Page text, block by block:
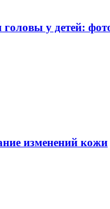
у детей:
изменений кожи